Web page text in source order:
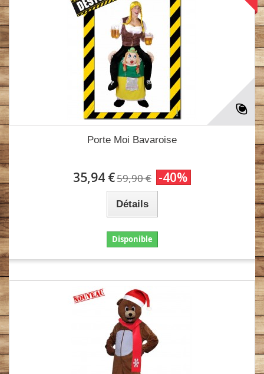
Porte Moi Bavaroise
35,94 €59,90 € -40%
Détails
Disponible